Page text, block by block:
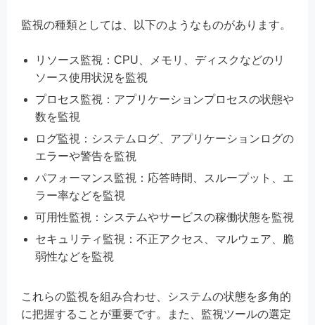
監視の種類としては、以下のようなものがあります。
リソース監視：CPU、メモリ、ディスクなどのリ
ソース使用状況を監視
プロセス監視：アプリケーションプロセスの状態や
数を監視
ログ監視：システムログ、アプリケーションログの
エラーや警告を監視
パフォーマンス監視：応答時間、スループット、エ
ラー率などを監視
可用性監視：システムやサービスの稼働状態を監視
セキュリティ監視：不正アクセス、マルウェア、脆
弱性などを監視
これらの監視を組み合わせ、システムの状態を多角的
に把握することが重要です。また、監視ツールの選定